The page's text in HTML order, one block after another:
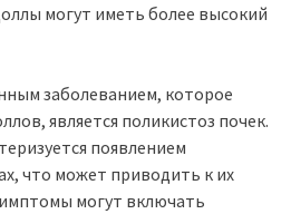
могут иметь более высокий
заболеванием, которое
является поликистоз почек.
появлением
что может приводить к их
могут включать